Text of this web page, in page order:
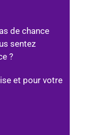
de chance
sentez
?
et pour votre